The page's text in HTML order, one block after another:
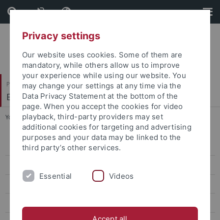
Skip
to
content
Skip
to
footer
Philosophische Fakultät
Ethnologie
You are here: Startseite ... Vita
Prof. Dr. Carola Lorea
Chantal Arold, M. A.
Privacy settings
Our website uses cookies. Some of them are
mandatory, while others allow us to improve
your experience while using our website. You
may change your settings at any time via the
Data Privacy Statement at the bottom of the
page. When you accept the cookies for video
playback, third-party providers may set
additional cookies for targeting and advertising
purposes and your data may be linked to the
third party’s other services.
Essential Videos